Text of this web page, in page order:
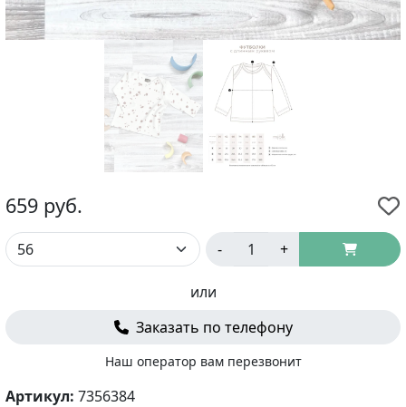
659 руб.
- +
или
Заказать по телефону
Наш оператор вам перезвонит
Артикул: 7356384